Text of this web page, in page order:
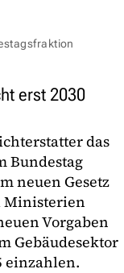
erst 2030
das
Bundestag
neuen Gesetz
Ministerien
Vorgaben
Gebäudesektor
einzahlen.